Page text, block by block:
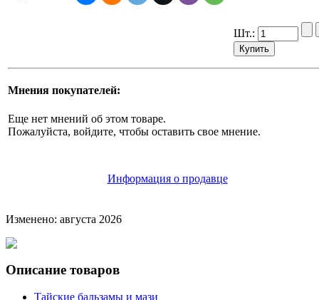
Шт.:
Мнения покупателей:
Еще нет мнений об этом товаре.
Пожалуйста, войдите, чтобы оставить свое мнение.
Информация о продавце
Изменено: августа 2026
Описание товаров
Тайские бальзамы и мази